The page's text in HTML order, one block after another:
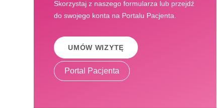
Skorzystaj z naszego formularza lub przejdź
do swojego konta na Portalu Pacjenta.
UMÓW WIZYTĘ
Portal Pacjenta